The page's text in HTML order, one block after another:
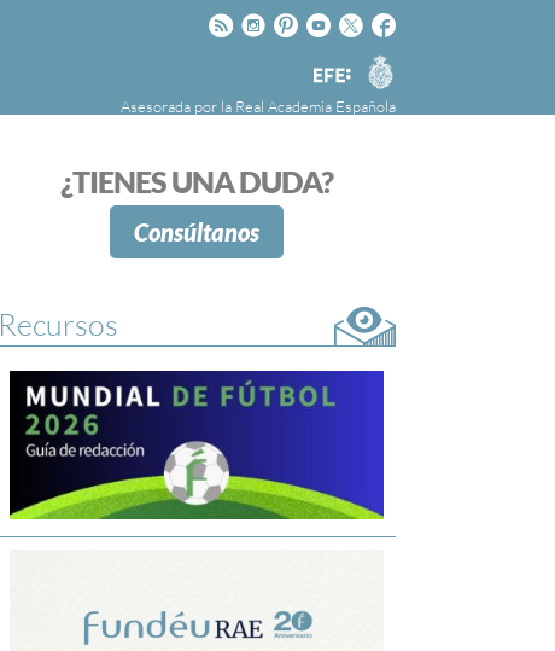
Facebook
Twitter
Youtube
Pinteres
Instagram
Rss
Agencia
EFE
Asesorada por la Real Academia Española
FundéuRAE es una fundación patrocinada por
la Agencia Efe y la Real Academia Española,
cuyo objetivo es colaborar con el buen uso del
¿TIENES UNA DUDA?
Consúltanos
Recursos